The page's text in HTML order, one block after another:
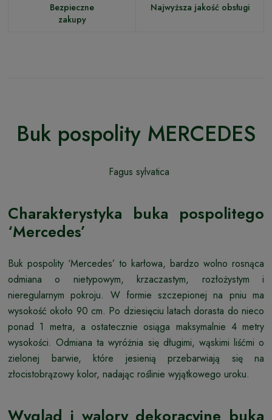
Bezpieczne
zakupy
Najwyższa jakość obsługi
Buk pospolity MERCEDES
Fagus sylvatica
Charakterystyka buka pospolitego
‘Mercedes’
Buk pospolity ‘Mercedes’ to karłowa, bardzo wolno rosnąca
odmiana o nietypowym, krzaczastym, rozłożystym i
nieregularnym pokroju. W formie szczepionej na pniu ma
wysokość około 90 cm. Po dziesięciu latach dorasta do nieco
ponad 1 metra, a ostatecznie osiąga maksymalnie 4 metry
wysokości. Odmiana ta wyróżnia się długimi, wąskimi liśćmi o
zielonej barwie, które jesienią przebarwiają się na
złocistobrązowy kolor, nadając roślinie wyjątkowego uroku.
Wygląd i walory dekoracyjne buka